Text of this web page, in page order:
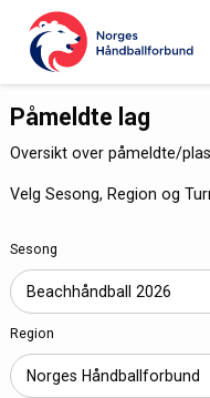
Påmeldte lag
Oversikt over påmeldte/
Velg Sesong, Region og
Sesong
Region